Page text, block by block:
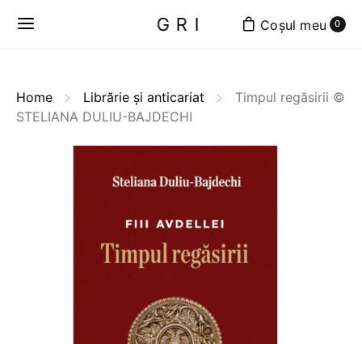
GRI 0
Home Librărie și anticariat
Timpul regăsirii ©
STELIANA DULIU-BAJDECHI